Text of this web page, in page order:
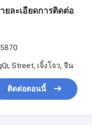
ยละเอียดการติดต่อ
Street, เจิ้งโจว, จีน
ติดต่อตอนนี้